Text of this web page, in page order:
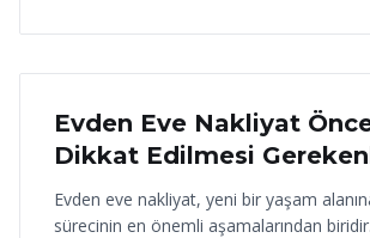
16 Haziran 2026
Evden Eve Nakliyat
Dikkat Edilmesi
Evden eve nakliyat, yeni bir yaşam
sürecinin en önemli aşamalarından